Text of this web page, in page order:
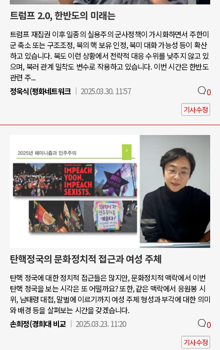
트럼프 2.0, 한반도의 미래는
트럼프 재집권 이후 일종의 실용주의 군사정책이 가시화하면서 주한미
군 축소 또는 구조조정, 북의 핵 보유 인정, 북미 대화 가능성 등이 확산
하고 있습니다. 북도 이런 상황에서 전략적 대응 수위를 낮추지 않고 있
으며, 북러 관계 밀착도 변수로 작용하고 있습니다. 이번 시간은 한반도
관련 주...
정욱식(평화네트워크
2025.03.30. 11:57 0
기사수정
탄핵정국의 문화정치적 접근과 여성 주체
탄핵 정국에 대한 정치적 접근들은 많지만, 문화정치적 맥락에서 이번
탄핵 정국을 보는 시각은 또 어떨까요? 또한, 같은 맥락에서 응원봉 시
위, 남태령 대첩, 말벌에 이르기까지 여성 주체 형성과 부각에 대한 의미
와 배경 등을 살펴보는 시간을 갖겠습니다.
손희정(경희대 비교
2025.03.23. 11:20 0
기사수정